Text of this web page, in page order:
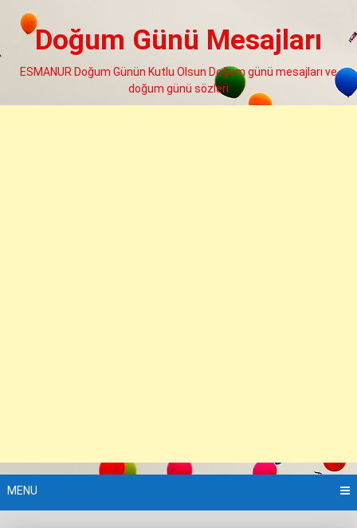
Doğum Günü Mesajları
ESMANUR Doğum Günün Kutlu Olsun Doğum günü mesajları ve
doğum günü sözleri
MENU